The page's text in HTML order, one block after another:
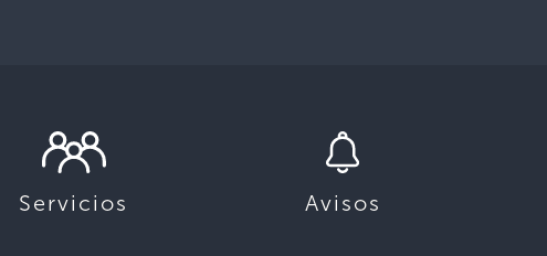
Servicios Avisos